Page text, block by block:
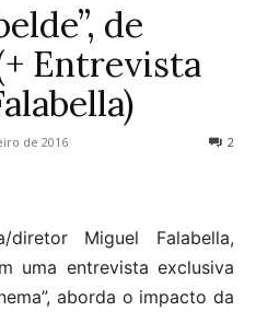
de
Entrevista
de 2016 2
Miguel Falabella,
uma entrevista exclusiva
aborda o impacto da